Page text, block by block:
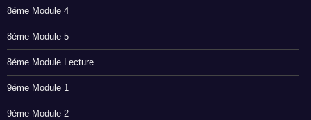
8éme Module 4
8éme Module 5
8éme Module Lecture
9éme Module 1
9éme Module 2